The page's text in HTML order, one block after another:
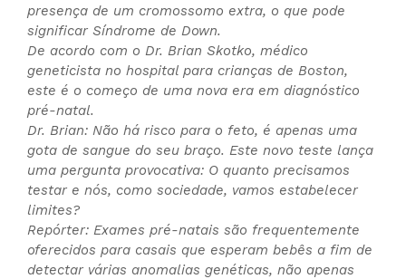
presença de um cromossomo extra, o que pode
significar Síndrome de Down.
De acordo com o Dr. Brian Skotko, médico
geneticista no hospital para crianças de Boston,
este é o começo de uma nova era em diagnóstico
pré-natal.
Dr. Brian: Não há risco para o feto, é apenas uma
gota de sangue do seu braço. Este novo teste lança
uma pergunta provocativa: O quanto precisamos
testar e nós, como sociedade, vamos estabelecer
limites?
Repórter: Exames pré-natais são frequentemente
oferecidos para casais que esperam bebês a fim de
detectar várias anomalias genéticas, não apenas